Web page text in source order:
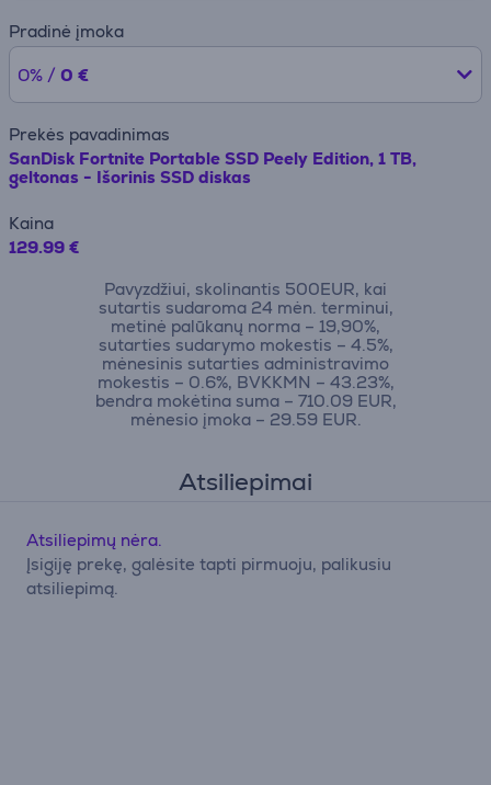
Pradinė įmoka
0% / 0 €
Prekės pavadinimas
SanDisk Fortnite Portable SSD Peely Edition, 1 TB,
geltonas - Išorinis SSD diskas
Kaina
129.99 €
Pavyzdžiui, skolinantis 500EUR, kai
sutartis sudaroma 24 mėn. terminui,
metinė palūkanų norma – 19,90%,
sutarties sudarymo mokestis – 4.5%,
mėnesinis sutarties administravimo
mokestis – 0.6%, BVKKMN – 43.23%,
bendra mokėtina suma – 710.09 EUR,
mėnesio įmoka – 29.59 EUR.
Atsiliepimai
Atsiliepimų nėra.
Įsigiję prekę, galėsite tapti pirmuoju, palikusiu
atsiliepimą.